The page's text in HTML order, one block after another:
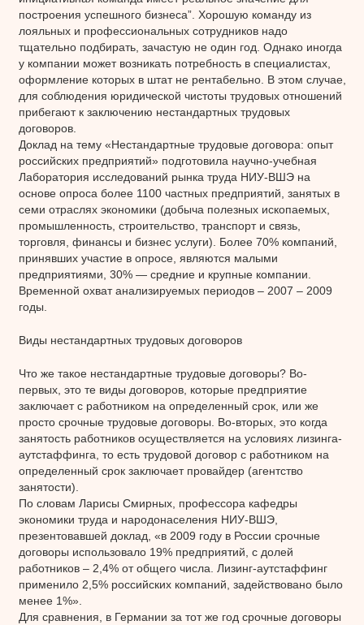
построения успешного бизнеса”. Хорошую команду из
лояльных и профессиональных сотрудников надо
тщательно подбирать, зачастую не один год. Однако иногда
у компании может возникать потребность в специалистах,
оформление которых в штат не рентабельно. В этом случае,
для соблюдения юридической чистоты трудовых отношений
прибегают к заключению нестандартных трудовых
договоров.
Доклад на тему «Нестандартные трудовые договора: опыт
российских предприятий» подготовила научно-учебная
Лаборатория исследований рынка труда НИУ-ВШЭ на
основе опроса более 1100 частных предприятий, занятых в
семи отраслях экономики (добыча полезных ископаемых,
промышленность, строительство, транспорт и связь,
торговля, финансы и бизнес услуги). Более 70% компаний,
принявших участие в опросе, являются малыми
предприятиями, 30% — средние и крупные компании.
Временной охват анализируемых периодов – 2007 – 2009
годы.
Виды нестандартных трудовых договоров
Что же такое нестандартные трудовые договоры? Во-
первых, это те виды договоров, которые предприятие
заключает с работником на определенный срок, или же
просто срочные трудовые договоры. Во-вторых, это когда
занятость работников осуществляется на условиях лизинга-
аутстаффинга, то есть трудовой договор с работником на
определенный срок заключает провайдер (агентство
занятости).
По словам Ларисы Смирных, профессора кафедры
экономики труда и народонаселения НИУ-ВШЭ,
презентовавшей доклад, «в 2009 году в России срочные
договоры использовало 19% предприятий, с долей
работников – 2,4% от общего числа. Лизинг-аутстаффинг
применило 2,5% российских компаний, задействовано было
менее 1%».
Для сравнения, в Германии за тот же год срочные договоры